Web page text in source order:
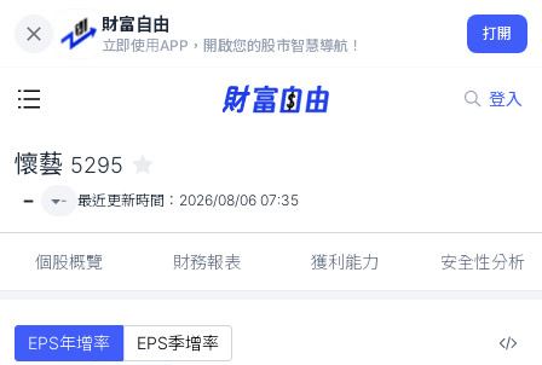
財富自由
立即使用APP，開啟您的股市智慧導航！
打開
登入
-
懷藝 5295
- - 最近更新時間： 2026/08/06 07:35
個股概覽 財務報表 獲利能力 安全性分析
EPS年增率 EPS季增率